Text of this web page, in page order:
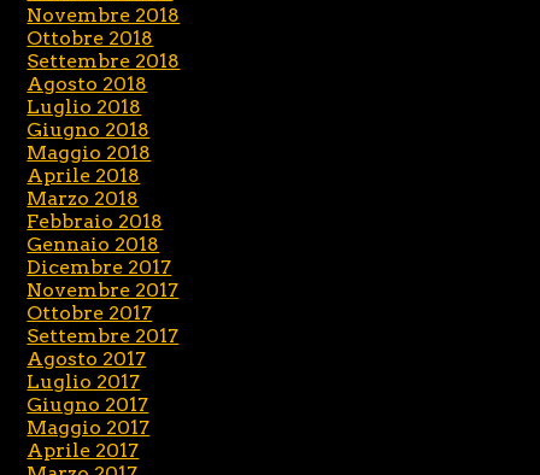
Novembre 2018
Ottobre 2018
Settembre 2018
Agosto 2018
Luglio 2018
Giugno 2018
Maggio 2018
Aprile 2018
Marzo 2018
Febbraio 2018
Gennaio 2018
Dicembre 2017
Novembre 2017
Ottobre 2017
Settembre 2017
Agosto 2017
Luglio 2017
Giugno 2017
Maggio 2017
Aprile 2017